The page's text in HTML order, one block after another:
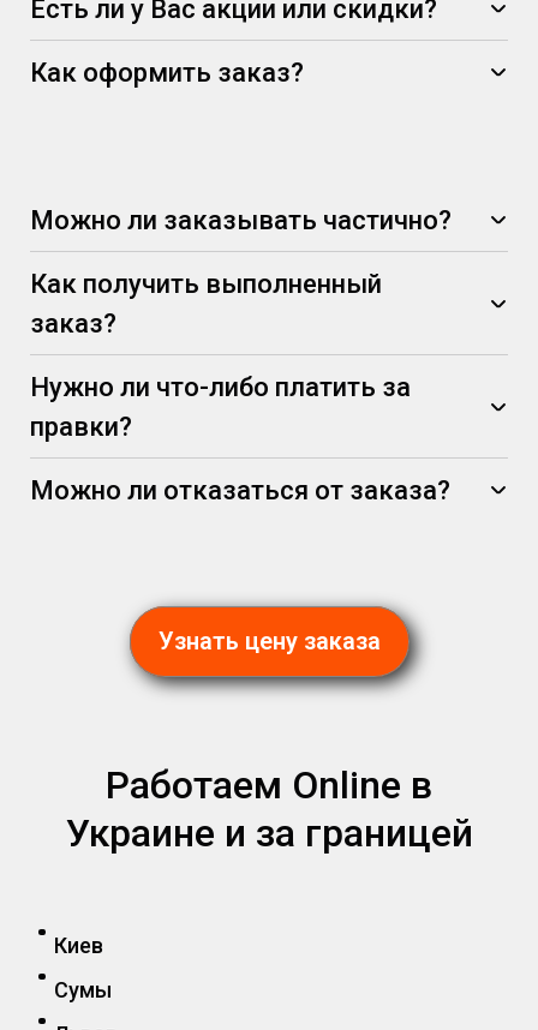
Есть ли у Вас акции или скидки?
Как оформить заказ?
Можно ли заказывать частично?
Как получить выполненный
заказ?
Нужно ли что-либо платить за
правки?
Можно ли отказаться от заказа?
Узнать цену заказа
Работаем Online в
Украине и за границей
Киев
Сумы